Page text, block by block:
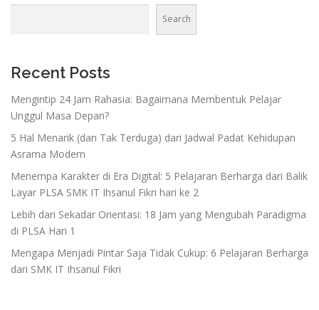
Search
Recent Posts
Mengintip 24 Jam Rahasia: Bagaimana Membentuk Pelajar
Unggul Masa Depan?
5 Hal Menarik (dan Tak Terduga) dari Jadwal Padat Kehidupan
Asrama Modern
Menempa Karakter di Era Digital: 5 Pelajaran Berharga dari Balik
Layar PLSA SMK IT Ihsanul Fikri hari ke 2
Lebih dari Sekadar Orientasi: 18 Jam yang Mengubah Paradigma
di PLSA Hari 1
Mengapa Menjadi Pintar Saja Tidak Cukup: 6 Pelajaran Berharga
dari SMK IT Ihsanul Fikri